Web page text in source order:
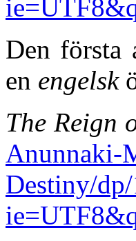
Den första
en engelsk
The Reign
Anunnaki-
Destiny/